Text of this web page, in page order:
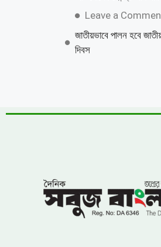
বিএনপির নারী এমপিকে
ঝিনাইগাতীতে ৬০০ বোতল
প্রায় ১৬ লাখ ৭৫ হাজার টাকা
লংগদুতে সেনাবাহিনীর